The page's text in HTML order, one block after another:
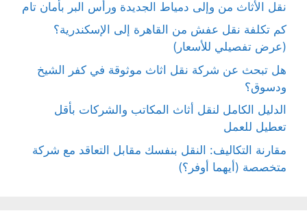
نقل الأثاث من وإلى دمياط الجديدة ورأس البر بأمان تام
كم تكلفة نقل عفش من القاهرة إلى الإسكندرية؟
(عرض تفصيلي للأسعار)
هل تبحث عن شركة نقل اثاث موثوقة في كفر الشيخ
ودسوق؟
الدليل الكامل لنقل أثاث المكاتب والشركات بأقل
تعطيل للعمل
مقارنة التكاليف: النقل بنفسك مقابل التعاقد مع شركة
متخصصة (أيهما أوفر؟)